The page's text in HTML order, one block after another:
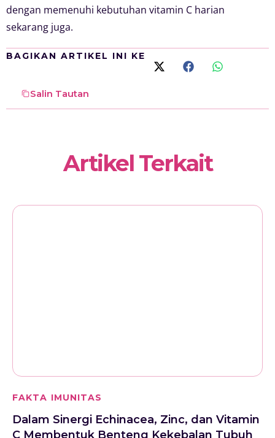
dengan memenuhi kebutuhan vitamin C harian
sekarang juga.
BAGIKAN ARTIKEL INI KE
Salin Tautan
Artikel Terkait
FAKTA IMUNITAS
Dalam Sinergi Echinacea, Zinc, dan Vitamin
C Membentuk Benteng Kekebalan Tubuh